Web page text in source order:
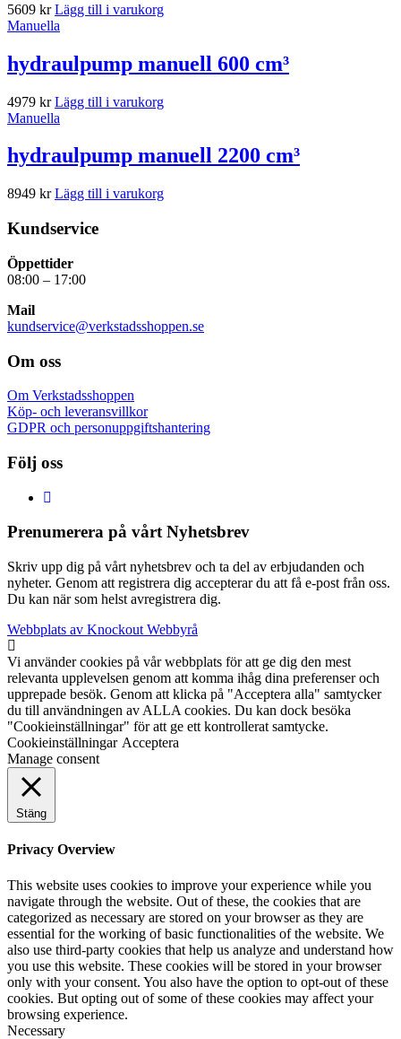
5609 kr Lägg till i varukorg
Manuella
hydraulpump manuell 600 cm³
4979 kr Lägg till i varukorg
Manuella
hydraulpump manuell 2200 cm³
8949 kr Lägg till i varukorg
Kundservice
Öppettider
08:00 – 17:00
Mail
kundservice@verkstadsshoppen.se
Om oss
Om Verkstadsshoppen
Köp- och leveransvillkor
GDPR och personuppgiftshantering
Följ oss
Prenumerera på vårt Nyhetsbrev
Skriv upp dig på vårt nyhetsbrev och ta del av erbjudanden och
nyheter. Genom att registrera dig accepterar du att få e-post från oss.
Du kan när som helst avregistrera dig.
Webbplats av Knockout Webbyrå
Vi använder cookies på vår webbplats för att ge dig den mest
relevanta upplevelsen genom att komma ihåg dina preferenser och
upprepade besök. Genom att klicka på "Acceptera alla" samtycker
du till användningen av ALLA cookies. Du kan dock besöka
"Cookieinställningar" för att ge ett kontrollerat samtycke.
Cookieinställningar Acceptera
Manage consent
Stäng
Privacy Overview
This website uses cookies to improve your experience while you
navigate through the website. Out of these, the cookies that are
categorized as necessary are stored on your browser as they are
essential for the working of basic functionalities of the website. We
also use third-party cookies that help us analyze and understand how
you use this website. These cookies will be stored in your browser
only with your consent. You also have the option to opt-out of these
cookies. But opting out of some of these cookies may affect your
browsing experience.
Necessary